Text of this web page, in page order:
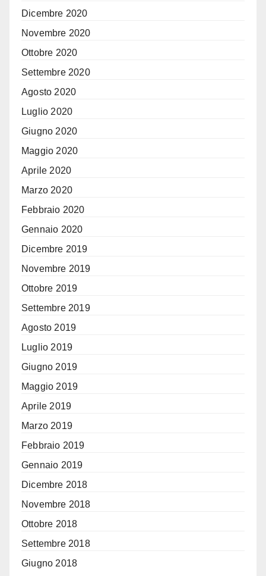
Dicembre 2020
Novembre 2020
Ottobre 2020
Settembre 2020
Agosto 2020
Luglio 2020
Giugno 2020
Maggio 2020
Aprile 2020
Marzo 2020
Febbraio 2020
Gennaio 2020
Dicembre 2019
Novembre 2019
Ottobre 2019
Settembre 2019
Agosto 2019
Luglio 2019
Giugno 2019
Maggio 2019
Aprile 2019
Marzo 2019
Febbraio 2019
Gennaio 2019
Dicembre 2018
Novembre 2018
Ottobre 2018
Settembre 2018
Giugno 2018